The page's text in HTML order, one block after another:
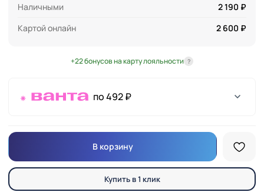
Наличными
2 190 ₽
Картой онлайн
2 600 ₽
+22 бонусов на карту лояльности ?
по 492 ₽
В корзину
Купить в 1 клик